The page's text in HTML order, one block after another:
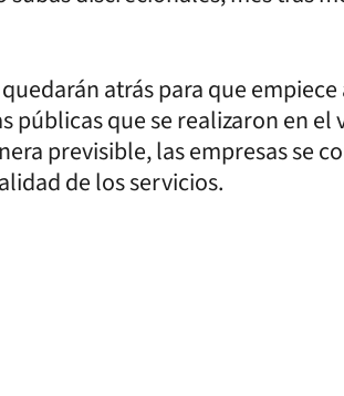
quedarán atrás para que
públicas que se realizaron en
previsible, las empresas se
de los servicios.